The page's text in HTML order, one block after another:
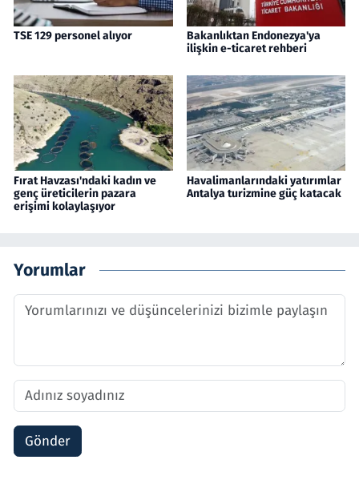
TSE 129 personel alıyor
Bakanlıktan Endonezya'ya
ilişkin e-ticaret rehberi
Fırat Havzası'ndaki kadın ve
genç üreticilerin pazara
erişimi kolaylaşıyor
Havalimanlarındaki yatırımlar
Antalya turizmine güç katacak
Yorumlar
Gönder